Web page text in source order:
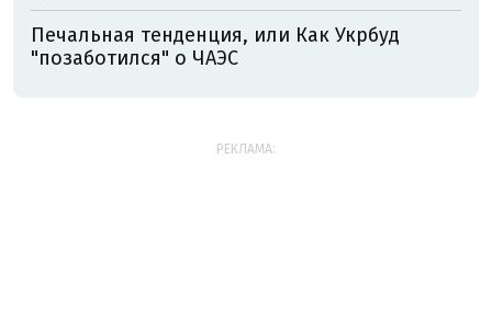
Печальная тенденция, или Как Укрбуд
"позаботился" о ЧАЭС
РЕКЛАМА: